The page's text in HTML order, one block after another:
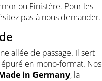
ou Finistère. Pour les
pas à nous demander.
allée de passage. Il sert
en mono-format. Nos
in Germany, la